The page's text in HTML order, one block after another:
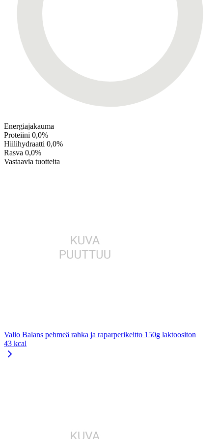
Energiajakauma
Proteiini 0,0%
Hiilihydraatti 0,0%
Rasva 0,0%
Vastaavia tuotteita
Valio Balans pehmeä rahka ja raparperikeitto 150g laktoositon
43 kcal